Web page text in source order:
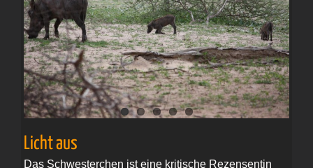
Licht aus
Das Schwesterchen ist eine kritische Rezensentin